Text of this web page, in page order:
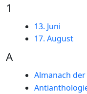
1
13. Juni
17. August
A
Almanach